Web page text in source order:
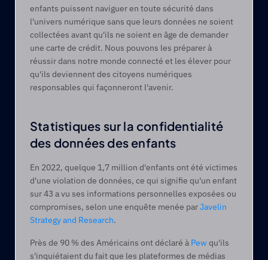
enfants puissent naviguer en toute sécurité dans
l'univers numérique sans que leurs données ne soient
collectées avant qu'ils ne soient en âge de demander
une carte de crédit. Nous pouvons les préparer à
réussir dans notre monde connecté et les élever pour
qu'ils deviennent des citoyens numériques
responsables qui façonneront l'avenir.
Statistiques sur la confidentialité
des données des enfants
En 2022, quelque 1,7 million d'enfants ont été victimes
d'une violation de données, ce qui signifie qu'un enfant
sur 43 a vu ses informations personnelles exposées ou
compromises, selon une enquête menée par Javelin
Strategy and Research.
Près de 90 % des Américains ont déclaré à Pew qu'ils
s'inquiétaient du fait que les plateformes de médias